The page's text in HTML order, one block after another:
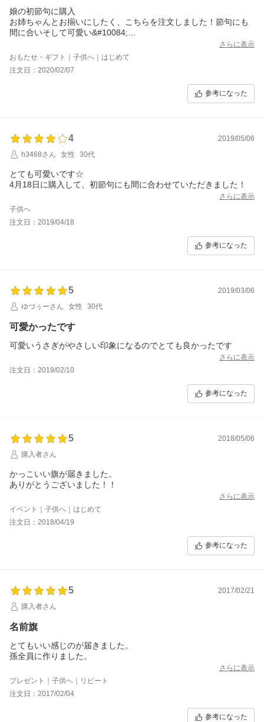
娘の初節句に購入
お姉ちゃんとお揃いにしたく、こちらを注文しました！節句にも
間に合いそして可愛い&#10084;
さらに表示
おもたせ・ギフト｜子供へ｜はじめて
注文日：2020/02/07
参考になった
4
2019/05/06
h3468さん
女性 30代
とても可愛いです☆
4月18日に購入して、初節句にも間に合わせていただきました！
さらに表示
子供へ
注文日：2019/04/18
参考になった
5
2019/03/06
ゆづぅーさん
女性 30代
可愛かったです
可愛いうさぎがやさしい印象になるのでとても良かったです
さらに表示
注文日：2019/02/10
参考になった
5
2018/05/06
購入者さん
かっこいい旗が届きました。
ありがとうございました！！
さらに表示
イベント｜子供へ｜はじめて
注文日：2018/04/19
参考になった
5
2017/02/21
購入者さん
名前旗
とてもいい感じのが届きました。
孫全員に作りました。
さらに表示
プレゼント｜子供へ｜リピート
注文日：2017/02/04
参考になった